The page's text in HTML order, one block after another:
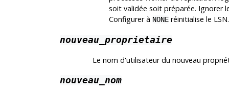
soit validée soit préparée. Ignorer
Configurer à NONEréinitialise le LSN.
nouveau_proprietaire
Le nom d'utilisateur du nouveau
nouveau_nom